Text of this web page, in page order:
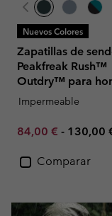
Nuevos Colores
Zapatillas de
Peakfreak Rush™
Outdry™ para
Impermeable
Minimum sale
84,00 € - 130,00
Comparar